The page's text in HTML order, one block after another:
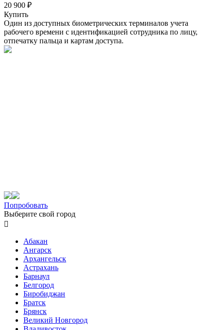
20 900 ₽
Купить
Один из доступных биометрических терминалов учета
рабочего времени с идентификацией сотрудника по лицу,
отпечатку пальца и картам доступа.
Попробовать
Выберите свой город

Абакан
Ангарск
Архангельск
Астрахань
Барнаул
Белгород
Биробиджан
Братск
Брянск
Великий Новгород